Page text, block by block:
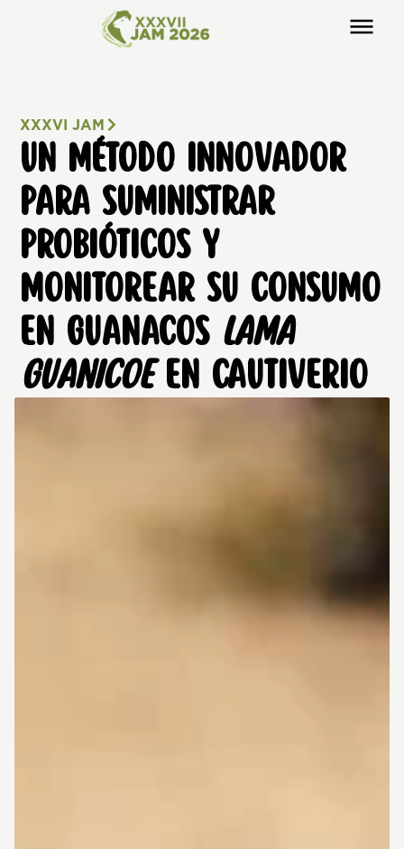
XXXVI JAM
UN MÉTODO INNOVADOR
PARA SUMINISTRAR
PROBIÓTICOS Y
MONITOREAR SU CONSUMO
EN GUANACOS LAMA
GUANICOEEN CAUTIVERIO